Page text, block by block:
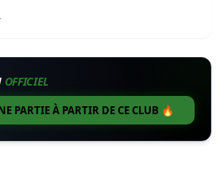
OFFICIEL
PARTIE À PARTIR DE CE CLUB 🔥